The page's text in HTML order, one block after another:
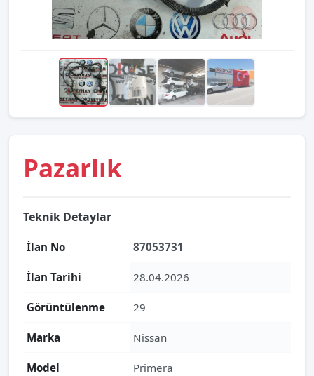
Pazarlık
Teknik Detaylar
İlan No 87053731
İlan Tarihi 28.04.2026
Görüntülenme 29
Marka Nissan
Model Primera